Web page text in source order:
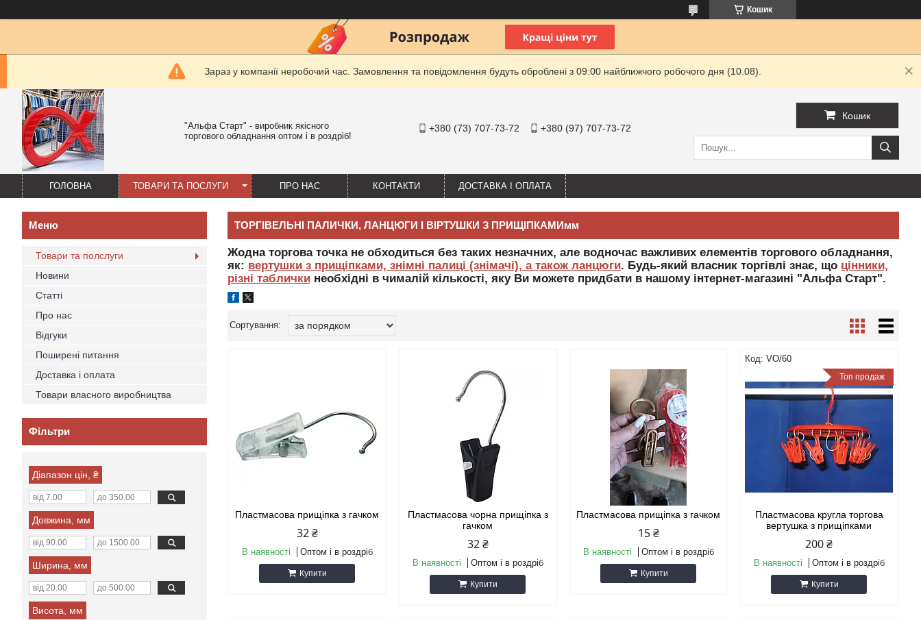
Кошик
Зараз у компанії неробочий час. Замовлення та повідомлення будуть оброблені з 09:00 найближчого робочого дня (10.08).
"Альфа Старт" - виробник якісного
торгового обладнання оптом і в роздріб!
+380 (73) 707-73-72 +380 (97) 707-73-72
Кошик
ГОЛОВНА ТОВАРИ ТА ПОСЛУГИ ПРО НАС КОНТАКТИ ДОСТАВКА І ОПЛАТА
ТОРГІВЕЛЬНІ ПАЛИЧКИ, ЛАНЦЮГИ І ВІРТУШКИ З ПРИЩІПКАМИмм
Жодна торгова точка не обходиться без таких незначних, але водночас важливих елементів торгового обладнання,
як: вертушки з прищіпками, знімні палиці (знімачі), а також ланцюги. Будь-який власник торгівлі знає, що цінники,
різні таблички необхідні в чималій кількості, яку Ви можете придбати в нашому інтернет-магазині "Альфа Старт".
Пластмасова прищіпка з гачком
32 ₴
В наявності Оптом і в роздріб
Купити
Пластмасова чорна прищіпка з
гачком
32 ₴
В наявності Оптом і в роздріб
Купити
Пластмасова прищіпка з гачком
15 ₴
В наявності Оптом і в роздріб
Купити
VO/60
Топ продаж
Пластмасова кругла торгова
вертушка з прищіпками
200 ₴
В наявності Оптом і в роздріб
Купити
Товари та полслуги
Новини
Статті
Про нас
Відгуки
Поширені питання
Доставка і оплата
Товари власного виробництва
Фільтри
Діапазон цін, ₴
Довжина, мм
Ширина, мм
Висота, мм